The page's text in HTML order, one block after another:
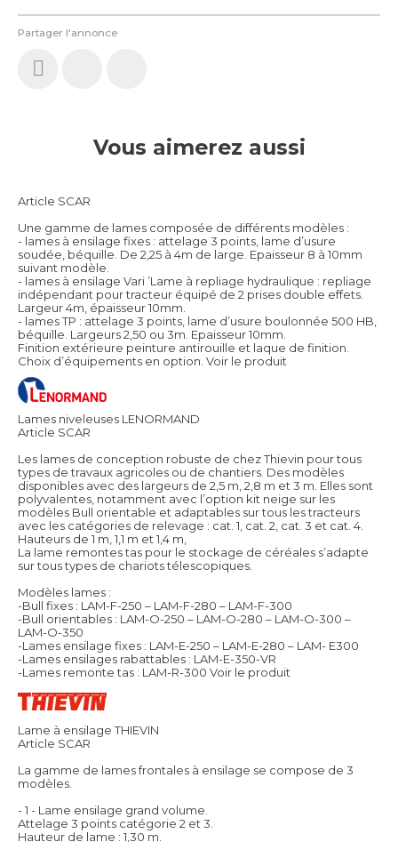
Partager l'annonce
Vous aimerez aussi
Article SCAR
Une gamme de lames composée de différents modèles :
- lames à ensilage fixes : attelage 3 points, lame d’usure
soudée, béquille. De 2,25 à 4m de large. Epaisseur 8 à 10mm
suivant modèle.
- lames à ensilage Vari ’Lame à repliage hydraulique : repliage
indépendant pour tracteur équipé de 2 prises double effets.
Largeur 4m, épaisseur 10mm.
- lames TP : attelage 3 points, lame d’usure boulonnée 500 HB,
béquille. Largeurs 2,50 ou 3m. Epaisseur 10mm.
Finition extérieure peinture antirouille et laque de finition.
Choix d’équipements en option. Voir le produit
Lames niveleuses LENORMAND
Article SCAR
Les lames de conception robuste de chez Thievin pour tous
types de travaux agricoles ou de chantiers. Des modèles
disponibles avec des largeurs de 2,5 m, 2,8 m et 3 m. Elles sont
polyvalentes, notamment avec l’option kit neige sur les
modèles Bull orientable et adaptables sur tous les tracteurs
avec les catégories de relevage : cat. 1, cat. 2, cat. 3 et cat. 4.
Hauteurs de 1 m, 1,1 m et 1,4 m,
La lame remontes tas pour le stockage de céréales s’adapte
sur tous types de chariots télescopiques.
Modèles lames :
-Bull fixes : LAM-F-250 – LAM-F-280 – LAM-F-300
-Bull orientables : LAM-O-250 – LAM-O-280 – LAM-O-300 –
LAM-O-350
-Lames ensilage fixes : LAM-E-250 – LAM-E-280 – LAM- E300
-Lames ensilages rabattables : LAM-E-350-VR
-Lames remonte tas : LAM-R-300 Voir le produit
Lame à ensilage THIEVIN
Article SCAR
La gamme de lames frontales à ensilage se compose de 3
modèles.
- 1 - Lame ensilage grand volume.
Attelage 3 points catégorie 2 et 3.
Hauteur de lame : 1,30 m.